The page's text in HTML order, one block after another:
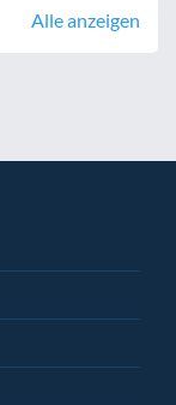
Alle anzeigen